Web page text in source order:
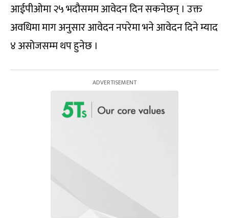
आईपीओमा २५ भदौसमम आवेदन दिन सकनेछन् । उक्त
अवधिमा माग अनुसार आवेदन नपरेमा भने आवेदन दिने म्याद
४ असोजसम्म थप हुनेछ ।